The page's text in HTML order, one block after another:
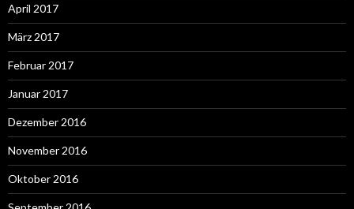
April 2017
März 2017
Februar 2017
Januar 2017
Dezember 2016
November 2016
Oktober 2016